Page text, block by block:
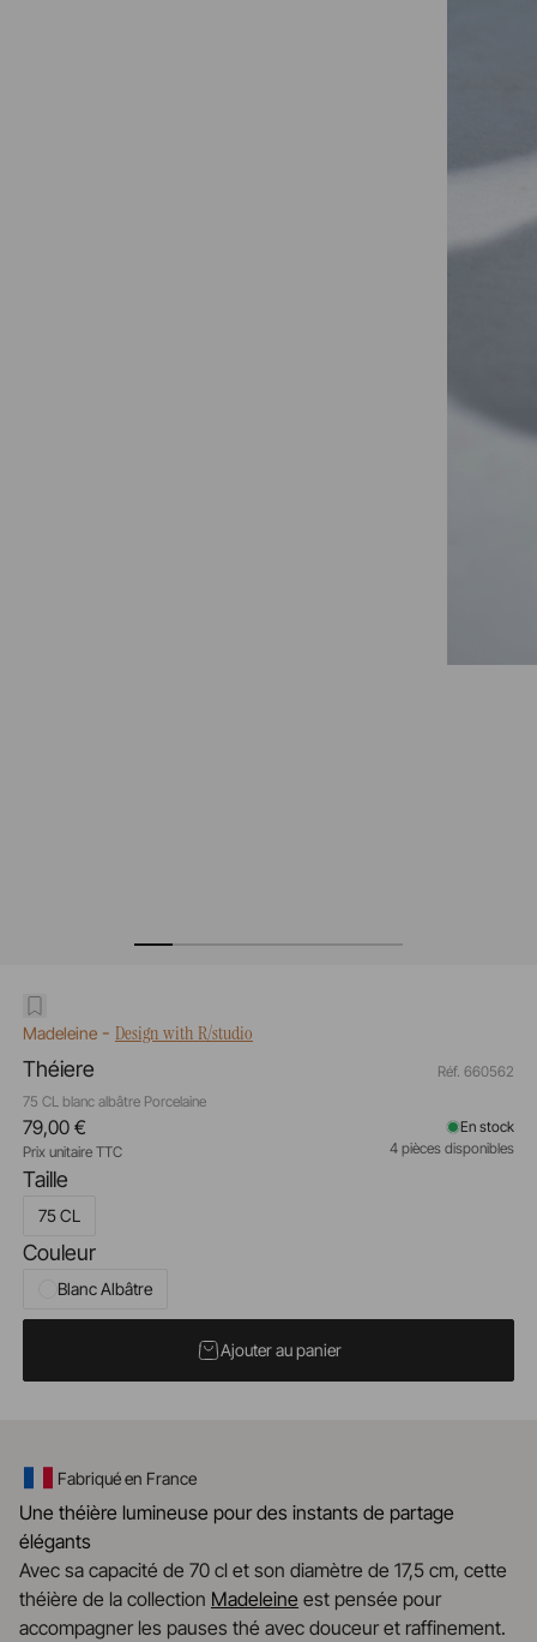
Madeleine- Design with R/studio
Théiere
75 CL blanc albâtre Porcelaine
Réf. 660562
Taille
75 CL
Couleur
Blanc Albâtre
79,00 €
Prix unitaire TTC
En stock
4 pièces disponibles
Ajouter au panier
Fabriqué en France
Une théière lumineuse pour des instants de partage
élégants
Avec sa capacité de 70 cl et son diamètre de 17,5 cm, cette
théière de la collection Madeleine est pensée pour
accompagner les pauses thé avec douceur et raffinement.